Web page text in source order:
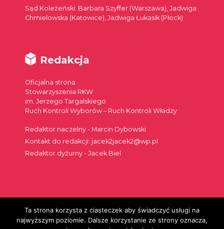
Sąd Koleżeński: Barbara Szyffer (Warszawa), Jadwiga
Chmielowska (Katowice), Jadwiga Łukasik (Płock)
Redakcja
Oficjalna strona
Stowarzyszenia RKW
im. Jerzego Targalskiego
Ruch Kontroli Wyborów – Ruch Kontroli Władzy
Redaktor naczelny - Marcin Dybowski
Kontakt do redakcji: jacek2jacek2@wp.pl
Redaktor dyżurny - Jacek Biel
Szukaj:
Ta strona korzysta z ciasteczek aby świadczyć usługi na
najwyższym poziomie. Dalsze korzystanie ze strony oznacza,